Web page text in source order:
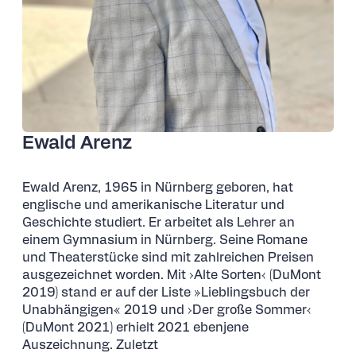
©Ilka-Birkefeld
Ewald Arenz
Ewald Arenz, 1965 in Nürnberg geboren, hat
englische und amerikanische Literatur und
Geschichte studiert. Er arbeitet als Lehrer an
einem Gymnasium in Nürnberg. Seine Romane
und Theaterstücke sind mit zahlreichen Preisen
ausgezeichnet worden. Mit ›Alte Sorten‹ (DuMont
2019) stand er auf der Liste »Lieblingsbuch der
Unabhängigen« 2019 und ›Der große Sommer‹
(DuMont 2021) erhielt 2021 ebenjene
Auszeichnung. Zuletzt